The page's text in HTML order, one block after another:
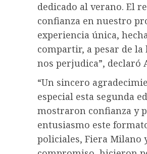
dedicado al verano. El
confianza en nuestro
experiencia única,
compartir, a pesar de
nos perjudica”, declaró
“Un sincero
especial esta segunda
mostraron confianza y
entusiasmo este
policiales, Fiera Milano